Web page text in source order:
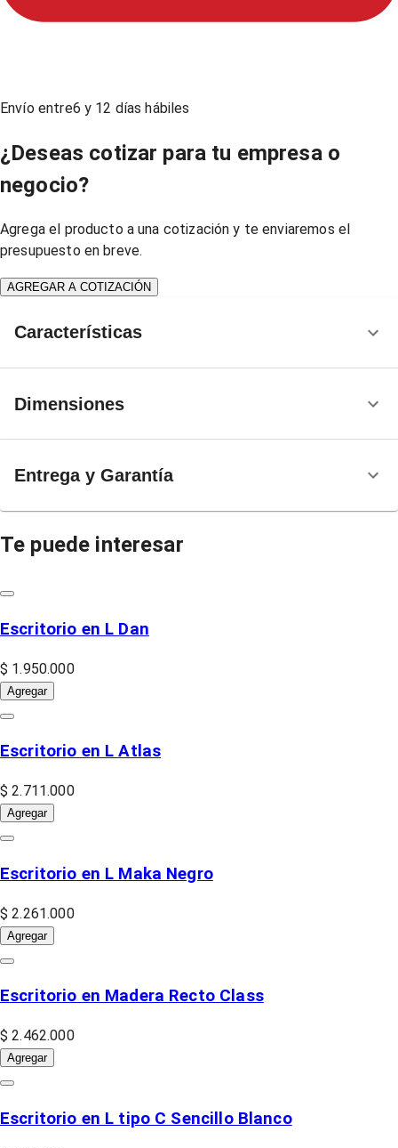
Envío entre6 y 12 días hábiles
¿Deseas cotizar para tu empresa o
negocio?
Agrega el producto a una cotización y te enviaremos el
presupuesto en breve.
AGREGAR A COTIZACIÓN
Características
Dimensiones
Entrega y Garantía
Te puede interesar
Escritorio en L Dan
$ 1.950.000
Agregar
Escritorio en L Atlas
$ 2.711.000
Agregar
Escritorio en L Maka Negro
$ 2.261.000
Agregar
Escritorio en Madera Recto Class
$ 2.462.000
Agregar
Escritorio en L tipo C Sencillo Blanco